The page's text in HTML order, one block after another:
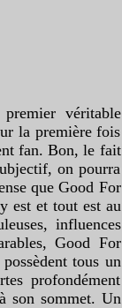
véritable
la première fois
fan. Bon, le fait
on pourra
que Good For
est et tout est au
influences
Good For
tous un
profondément
son sommet. Un